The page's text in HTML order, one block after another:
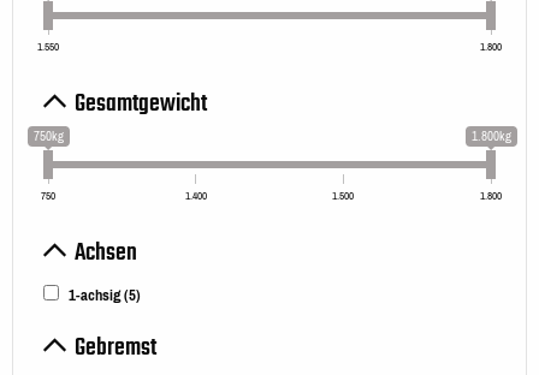
1.550 1.800
Gesamtgewicht
750kg 1.800kg
750 1.400 1.500 1.800
Achsen
1-achsig(5)
Gebremst